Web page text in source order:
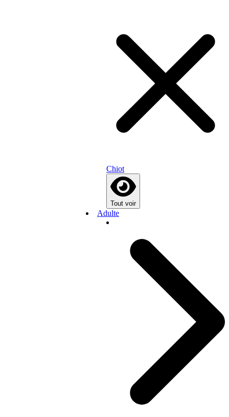
Chiot
Tout voir
Adulte